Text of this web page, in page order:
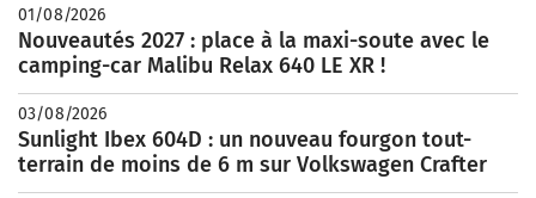
01/08/2026
Nouveautés 2027 : place à la maxi-soute avec le
camping-car Malibu Relax 640 LE XR !
03/08/2026
Sunlight Ibex 604D : un nouveau fourgon tout-
terrain de moins de 6 m sur Volkswagen Crafter